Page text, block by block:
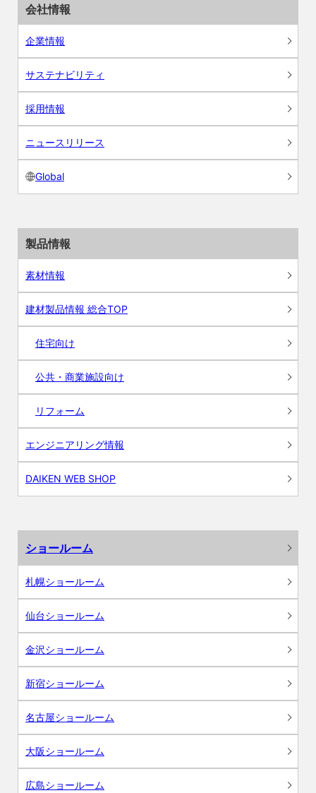
会社情報
企業情報
サステナビリティ
採用情報
ニュースリリース
Global
製品情報
素材情報
建材製品情報 総合TOP
住宅向け
公共・商業施設向け
リフォーム
エンジニアリング情報
DAIKEN WEB SHOP
ショールーム
札幌ショールーム
仙台ショールーム
金沢ショールーム
新宿ショールーム
名古屋ショールーム
大阪ショールーム
広島ショールーム